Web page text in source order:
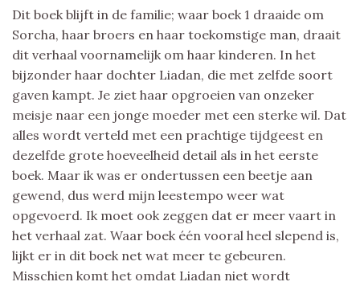
Dit boek blijft in de familie; waar boek 1 draaide om
Sorcha, haar broers en haar toekomstige man, draait
dit verhaal voornamelijk om haar kinderen. In het
bijzonder haar dochter Liadan, die met zelfde soort
gaven kampt. Je ziet haar opgroeien van onzeker
meisje naar een jonge moeder met een sterke wil. Dat
alles wordt verteld met een prachtige tijdgeest en
dezelfde grote hoeveelheid detail als in het eerste
boek. Maar ik was er ondertussen een beetje aan
gewend, dus werd mijn leestempo weer wat
opgevoerd. Ik moet ook zeggen dat er meer vaart in
het verhaal zat. Waar boek één vooral heel slepend is,
lijkt er in dit boek net wat meer te gebeuren.
Misschien komt het omdat Liadan niet wordt